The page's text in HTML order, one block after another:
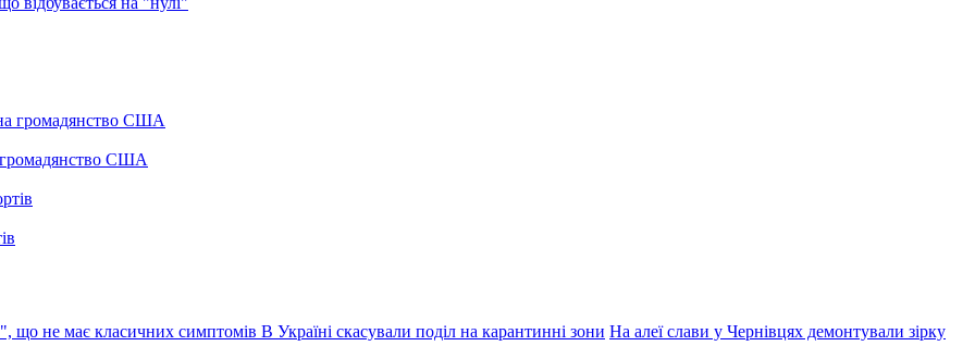
громадянство США
що не має класичних симптомів В Україні скасували поділ на карантинні зони На алеї слави у Чернівцях демонтували зірку